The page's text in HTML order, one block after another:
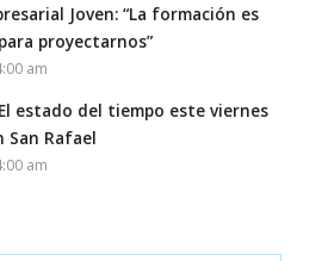
Joven: “La formación es
proyectarnos”
am
El estado del tiempo este viernes
San Rafael
am